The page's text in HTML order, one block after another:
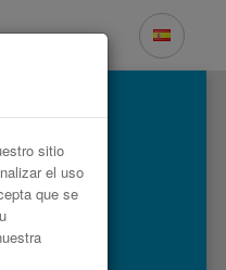
sitio
el uso
que se